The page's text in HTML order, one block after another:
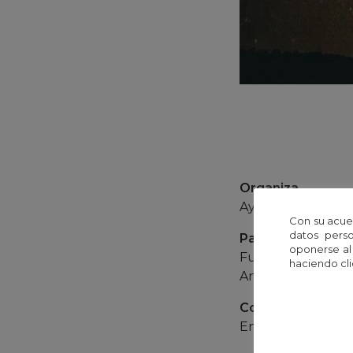
Organiza
Ayuntamiento de
Patrocina
Fundación
Andalucía
Colabora
Engranajes Ciencia
Con su
datos
oponerse
haciendo